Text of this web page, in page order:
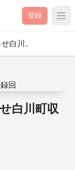
登録
白川..
白川町収